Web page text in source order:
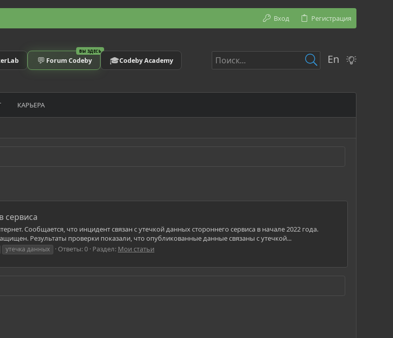
Вход Регистрация
ВЫ ЗДЕСЬ
💬 Forum Codeby 🎓Codeby Academy En
КАРЬЕРА
сервиса
Сообщается, что инцидент связан с утечкой данных стороннего сервиса в начале 2022 года.
Результаты проверки показали, что опубликованные данные связаны с утечкой...
утечка данных Ответы: 0 Раздел: Мои статьи